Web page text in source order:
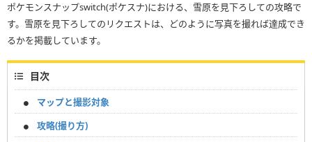
ポケモンスナップswitch(ポケスナ)における、雪原を見下ろしての攻略で
す。雪原を見下ろしてのリクエストは、どのように写真を撮れば達成でき
るかを掲載しています。
目次
マップと撮影対象
攻略(撮り方)